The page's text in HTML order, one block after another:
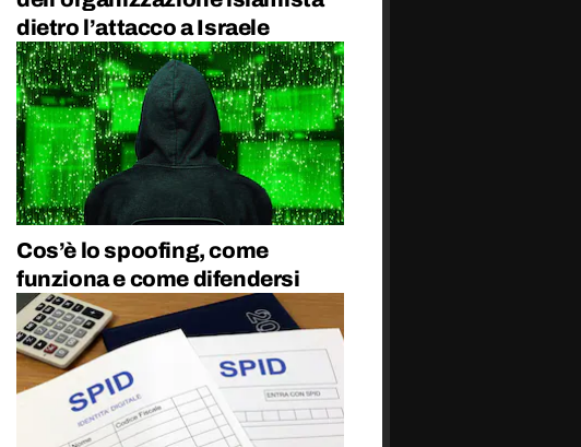
dietro l’attacco a Israele
Cos’è lo spoofing, come
funziona e come difendersi